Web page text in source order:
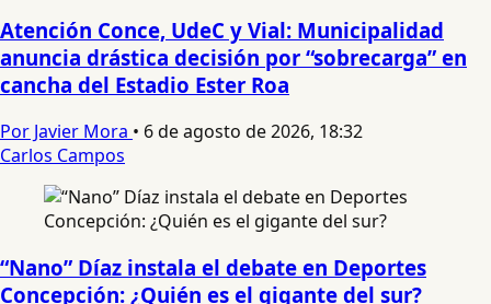
Atención Conce, UdeC y Vial: Municipalidad
anuncia drástica decisión por “sobrecarga” en
cancha del Estadio Ester Roa
Por Javier Mora • 6 de agosto de 2026, 18:32
Carlos Campos
“Nano” Díaz instala el debate en Deportes
Concepción: ¿Quién es el gigante del sur?